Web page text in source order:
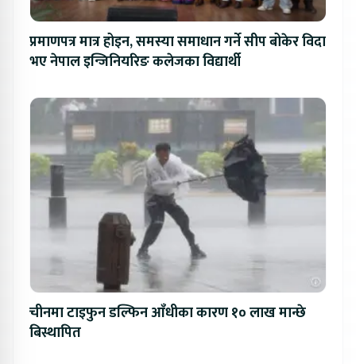
प्रमाणपत्र मात्र होइन, समस्या समाधान गर्ने सीप बोकेर विदा
भए नेपाल इन्जिनियरिङ कलेजका विद्यार्थी
चीनमा टाइफुन डल्फिन आँधीका कारण १० लाख मान्छे
बिस्थापित